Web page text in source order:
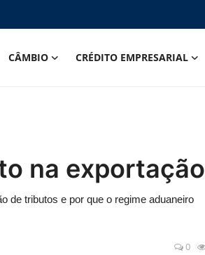
CÂMBIO CRÉDITO EMPRESARIAL
na exportação
de tributos e por que o regime aduaneiro
0